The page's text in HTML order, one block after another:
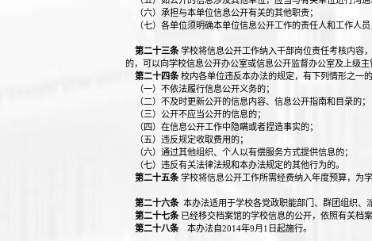
（六）承担与本单位信息公开有关的其他职责；
（七）各单位须明确本单位信息公开工作的责任人和工作人
第二十三条学校将信息公开工作纳入干部岗位责任考核内容
的，可以向学校信息公开办公室或信息公开监督办公室及上级主
第二十四条校内各单位违反本办法的规定，有下列情形之一
（一）不依法履行信息公开义务的；
（二）不及时更新公开的信息内容、信息公开指南和目录的；
（三）公开不应当公开的信息的；
（四）在信息公开工作中隐瞒或者捏造事实的；
（五）违反规定收取费用的；
（六）通过其他组织、个人以有偿服务方式提供信息的；
（七）违反有关法律法规和本办法规定的其他行为的。
第二十五条学校将信息公开工作所需经费纳入年度预算，为
第二十六条 本办法适用于学校各党政职能部门、群团组织、
第二十七条已经移交档案馆的学校信息的公开，依照有关档
第二十八条本办法自2014年9月1日起施行。